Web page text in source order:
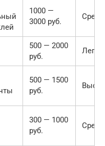
1000 —
3000 руб.
500 — 2000
руб.
500 — 1500
руб.
300 — 1000
руб.